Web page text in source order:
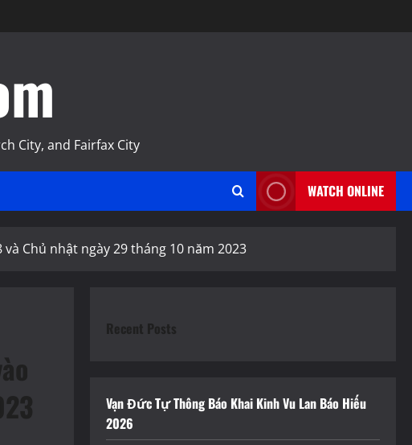
City, and Fairfax City
WATCH ONLINE
Chủ nhật ngày 29 tháng 10 năm 2023
Recent Posts
Vạn Đức Tự Thông Báo Khai Kinh Vu Lan Báo Hiếu
2026